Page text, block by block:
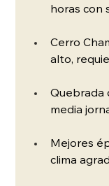
horas con
Cerro
alto,
Quebrada
media
Mejores
clima